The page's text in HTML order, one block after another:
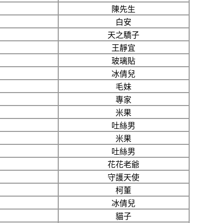
陳先生
白安
天之驕子
王靜宜
玻璃貼
冰倩兒
毛妹
專家
米果
吐絲男
米果
吐絲男
花花老爺
守護天使
柯董
冰倩兒
貓子